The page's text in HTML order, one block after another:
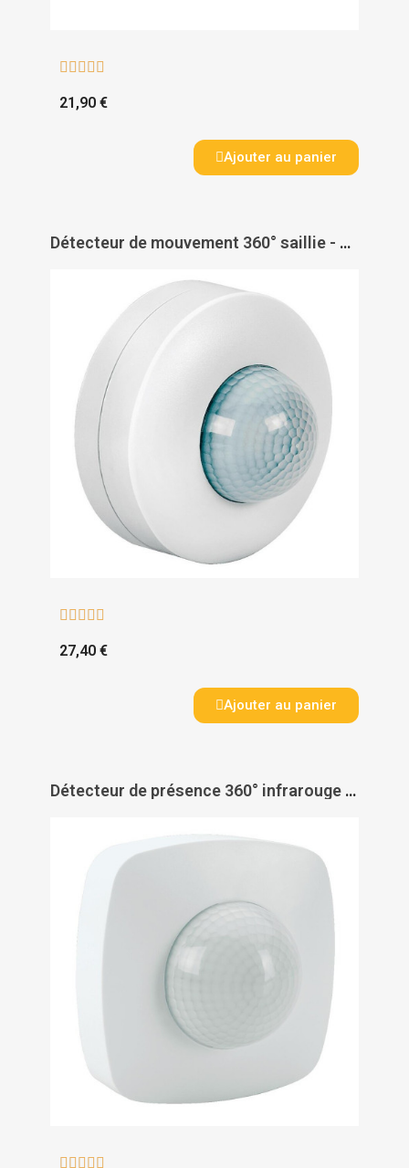
    
21,90 €
Ajouter au panier
Détecteur de mouvement 360° saillie - ASLO
    
27,40 €
Ajouter au panier
Détecteur de présence 360° infrarouge - ASLO
    